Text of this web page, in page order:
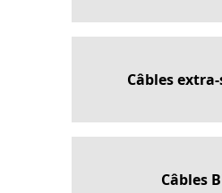
Câbles
Câbles